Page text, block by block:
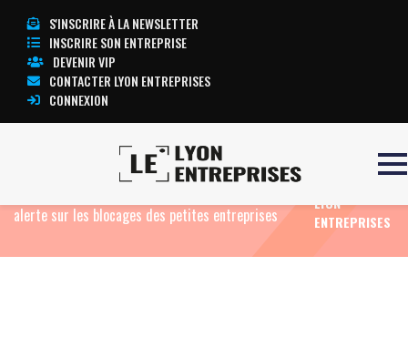
S'INSCRIRE À LA NEWSLETTER
INSCRIRE SON ENTREPRISE
DEVENIR VIP
CONTACTER LYON ENTREPRISES
CONNEXION
Rémunération, fiscalité et
alerte sur les blocages des petites entreprises
LYON
ENTREPRISES